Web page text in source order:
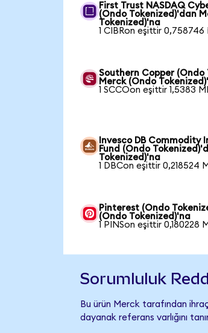
First Trust NASDAQ
(Ondo Tokenized)'dan
Tokenized)'na
1 CIBRon eşittir 0,758746
Southern Copper (Ondo
Merck (Ondo
1 SCCOon eşittir 1,5383
Invesco DB Commodity
Fund (Ondo
Tokenized)'na
1 DBCon eşittir 0,218524
Pinterest (Ondo
(Ondo Tokenized)'na
1 PINSon eşittir 0,180228
Sorumluluk
Bu ürün Merck tarafından
dayanak referans varlığını